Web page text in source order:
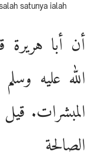
satunya ialah
أن أبا
الله عليه
المبشرات.
الصالحة